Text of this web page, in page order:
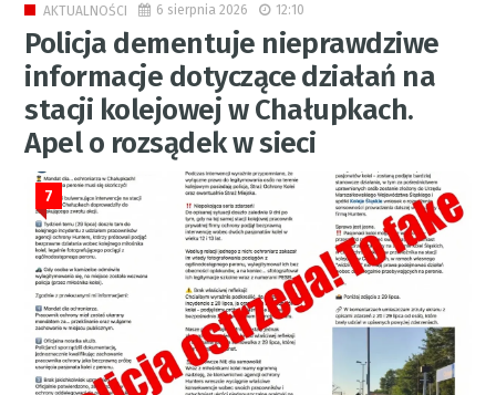
AKTUALNOŚCI 6 sierpnia 2026 12:10
Policja dementuje nieprawdziwe
informacje dotyczące działań na
stacji kolejowej w Chałupkach.
Apel o rozsądek w sieci
7